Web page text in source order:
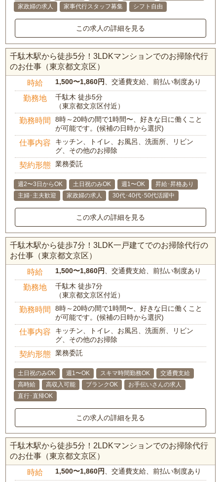
家政婦の求人 家事代行スタッフ募集 シフト自由
この求人の詳細を見る
千駄木駅から徒歩5分！3LDKマンションでのお掃除代行
のお仕事（東京都文京区）
時給 1,500〜1,860円、交通費支給、前払い制度あり
勤務地
千駄木 徒歩5分
（東京都文京区付近）
勤務時間
8時～20時の間で1時間〜、好きな日に働くこと
が可能です。(候補の日時から選択)
仕事内容
キッチン、トイレ、お風呂、洗面所、リビン
グ、その他のお掃除
契約形態 業務委託
週2〜3日からOK 土日祝のみOK 週1〜OK
昇給･昇格あり
主婦･主夫歓迎
家政婦の求人 30代･40代･50代活躍中
この求人の詳細を見る
千駄木駅から徒歩7分！3LDK一戸建てでのお掃除代行の
お仕事（東京都文京区）
時給 1,500〜1,860円、交通費支給、前払い制度あり
勤務地
千駄木 徒歩7分
（東京都文京区付近）
勤務時間
8時～20時の間で1時間〜、好きな日に働くこと
が可能です。(候補の日時から選択)
仕事内容
キッチン、トイレ、お風呂、洗面所、リビン
グ、その他のお掃除
契約形態 業務委託
土日祝のみOK 週1〜OK スキマ時間勤務OK
交通費支給
高時給
高収入可能 ブランクOK
お手伝いさんの求人
直行･直帰OK
この求人の詳細を見る
千駄木駅から徒歩5分！2LDKマンションでのお掃除代行
のお仕事（東京都文京区）
時給 1,500〜1,860円、交通費支給、前払い制度あり